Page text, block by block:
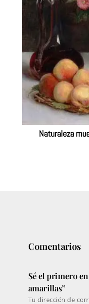
Naturaleza
Comentarios
Sé el primero
amarillas”
Tu dirección de